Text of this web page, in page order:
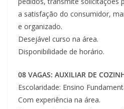
a satisfação do consumidor,
e organizado.
Desejável curso na área.
Disponibilidade de horário.
08 VAGAS: AUXILIAR DE
Escolaridade: Ensino
Com experiência na área.